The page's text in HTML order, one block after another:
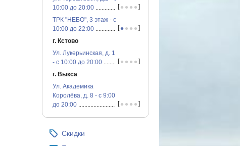
10:00 до 20:00...............................................
[•••• ]
ТРК "НЕБО", 3 этаж - с
10:00 до 22:00...............................................
[•••• ]
г. Кстово
Ул. Лукерьинская, д. 1
- с 10:00 до 20:00...............................................
[•••• ]
г. Выкса
Ул. Академика
Королёва, д. 8 - с 9:00
до 20:00...............................................
[•••• ]
Скидки